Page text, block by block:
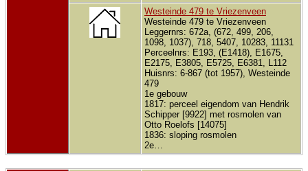
Westeinde 479 te Vriezenveen
Westeinde 479 te Vriezenveen
Leggernrs: 672a, (672, 499, 206,
1098, 1037), 718, 5407, 10283, 11131
Perceelnrs: E193, (E1418), E1675,
E2175, E3805, E5725, E6381, L112
Huisnrs: 6-867 (tot 1957), Westeinde
479
1e gebouw
1817: perceel eigendom van Hendrik
Schipper [9922] met rosmolen van
Otto Roelofs [14075]
1836: sloping rosmolen
2e…